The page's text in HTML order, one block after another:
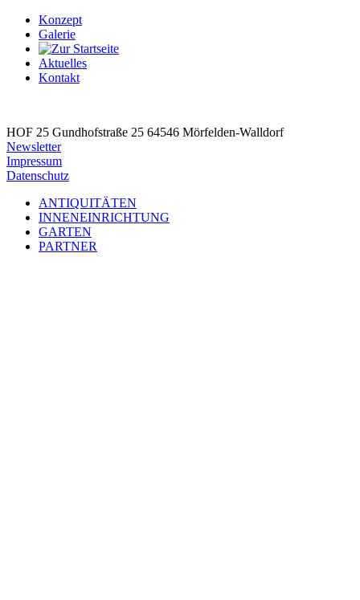
Konzept
Galerie
Aktuelles
Kontakt
HOF 25 Gundhofstraße 25 64546 Mörfelden-Walldorf
Newsletter
Impressum
Datenschutz
ANTIQUITÄTEN
INNENEINRICHTUNG
GARTEN
PARTNER